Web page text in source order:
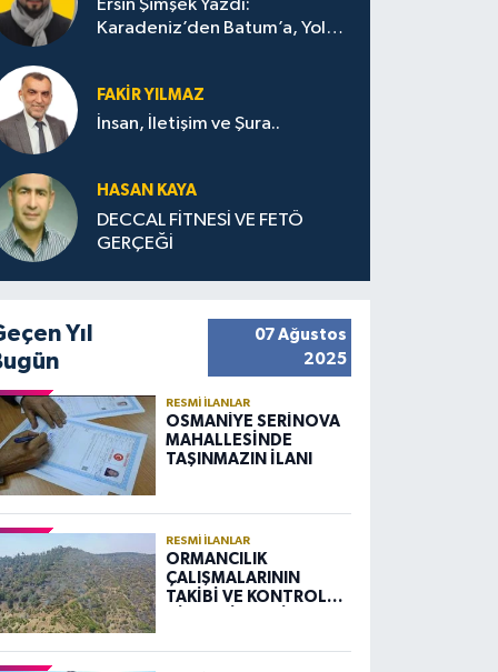
Ersin Şimşek Yazdı:
Karadeniz’den Batum’a, Yolun
FAKIR YILMAZ
İnsan, İletişim ve Şura..
HASAN KAYA
DECCAL FİTNESİ VE FETÖ
GERÇEĞİ
Yıl
07 Ağustos
2025
RESMI İLANLAR
OSMANİYE SERİNOVA
MAHALLESİNDE
TAŞINMAZIN İLANI
RESMI İLANLAR
ORMANCILIK
ÇALIŞMALARININ
TAKİBİ VE KONTROLÜ